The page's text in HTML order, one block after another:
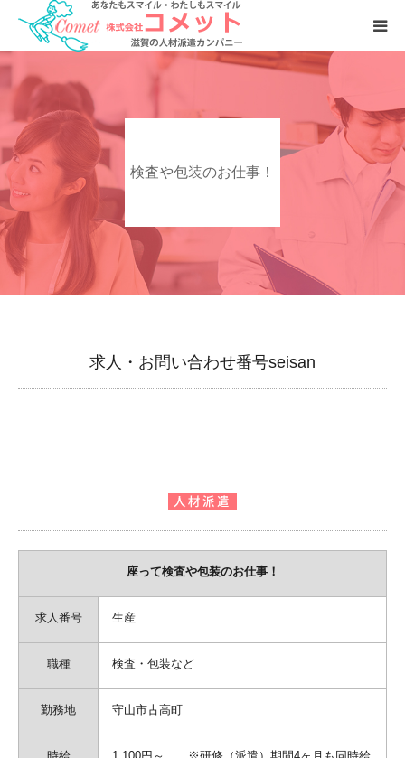
検査や包装のお仕事！
求人・お問い合わせ番号seisan
座って検査や包装のお仕事！
求人番号 生産
職種 検査・包装など
勤務地 守山市古高町
お仕事をおさがしの方へ
人材をおさがしの企業様へ
会社案内